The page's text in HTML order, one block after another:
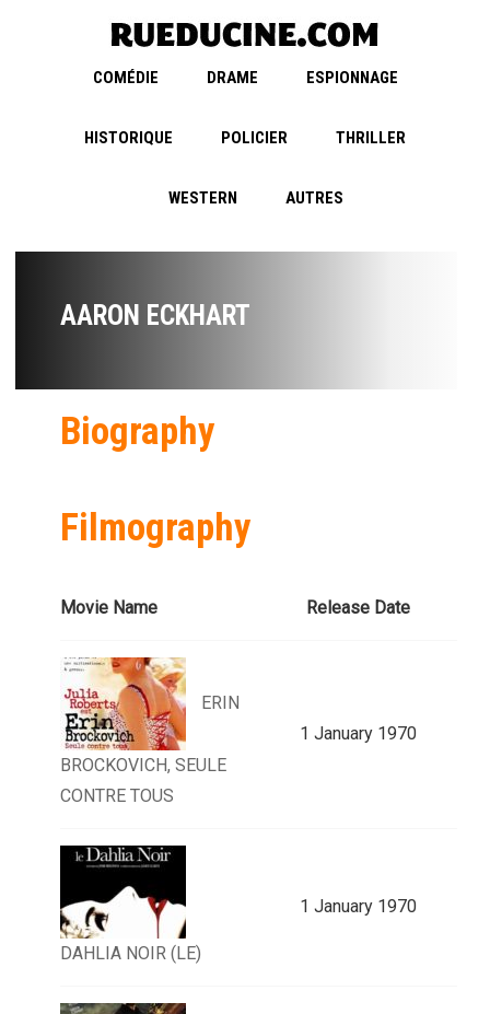
COMÉDIE DRAME ESPIONNAGE
HISTORIQUE POLICIER THRILLER
WESTERN AUTRES
AARON ECKHART
Biography
Filmography
Movie Name Release Date
ERIN
BROCKOVICH, SEULE
CONTRE TOUS
1 January 1970
DAHLIA NOIR (LE)
1 January 1970